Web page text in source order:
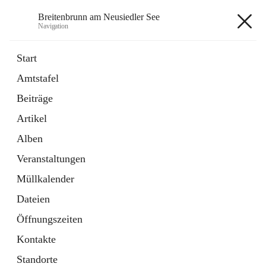
Breitenbrunn am Neusiedler See
Navigation
Start
Amtstafel
Beiträge
Artikel
Alben
Veranstaltungen
Müllkalender
Dateien
Öffnungszeiten
Kontakte
Standorte
18 Schnellzugriffe
Gemeindeservice